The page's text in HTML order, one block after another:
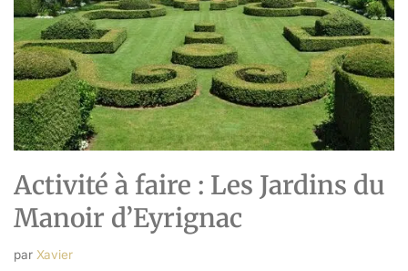
Activité à faire : Les Jardins du
Manoir d’Eyrignac
par Xavier